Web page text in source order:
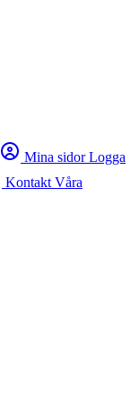
Mina sidor Logga
Kontakt Våra